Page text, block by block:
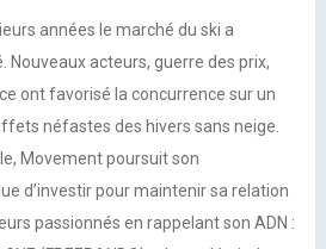
années le marché du ski a
Nouveaux acteurs, guerre des prix,
ont favorisé la concurrence sur un
néfastes des hivers sans neige.
Movement poursuit son
d’investir pour maintenir sa relation
passionnés en rappelant son ADN :